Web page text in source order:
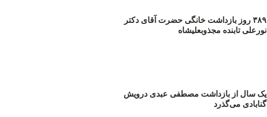
۳۸۹ روز بازداشت خانگی حضرت آقای دکتر
نورعلی تابنده مجذوبعلیشاه
یک سال از بازداشت مصطفی عبدی درویش
گنابادی می‌گذرد